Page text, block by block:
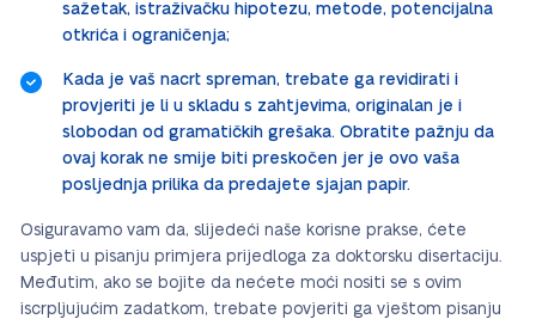
sažetak, istraživačku hipotezu, metode, potencijalna
otkrića i ograničenja;
Kada je vaš nacrt spreman, trebate ga revidirati i
provjeriti je li u skladu s zahtjevima, originalan je i
slobodan od gramatičkih grešaka. Obratite pažnju da
ovaj korak ne smije biti preskočen jer je ovo vaša
posljednja prilika da predajete sjajan papir.
Osiguravamo vam da, slijedeći naše korisne prakse, ćete
uspjeti u pisanju primjera prijedloga za doktorsku disertaciju.
Međutim, ako se bojite da nećete moći nositi se s ovim
iscrpljujućim zadatkom, trebate povjeriti ga vještom pisanju